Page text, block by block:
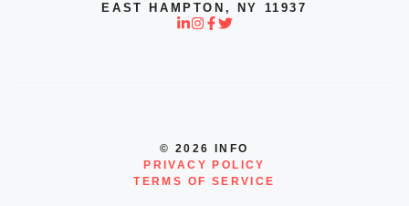
EAST HAMPTON, NY 11937
© 2026 INFO
PRIVACY POLICY
TERMS OF SERVICE